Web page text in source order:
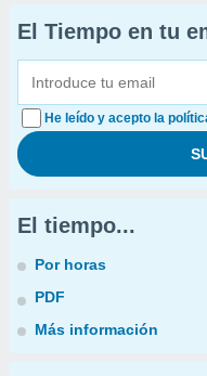
El Tiempo en tu
He leído y acepto la
El tiempo...
Por horas
PDF
Más información